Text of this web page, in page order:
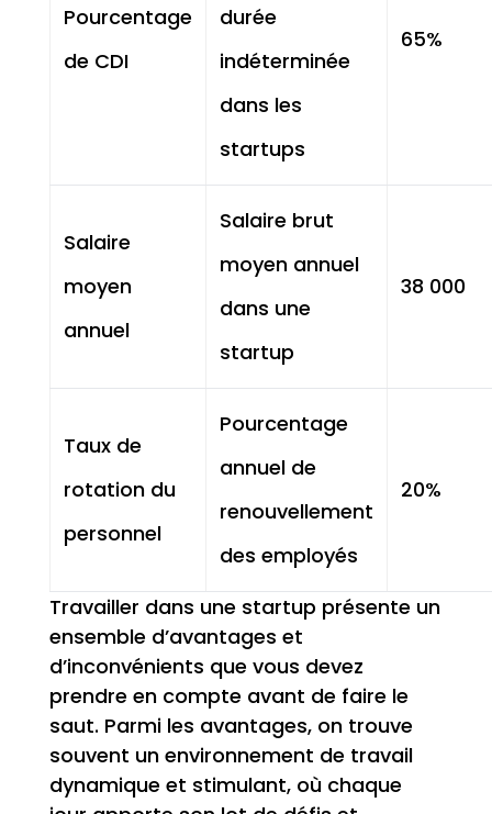
Pourcentage
de CDI
durée
indéterminée
dans les
startups
65%
Salaire
moyen
annuel
Salaire brut
moyen annuel
dans une
startup
38 000
Taux de
rotation du
personnel
Pourcentage
annuel de
renouvellement
des employés
20%
Travailler dans une startup présente un
ensemble d’avantages et
d’inconvénients que vous devez
prendre en compte avant de faire le
saut. Parmi les avantages, on trouve
souvent un environnement de travail
dynamique et stimulant, où chaque